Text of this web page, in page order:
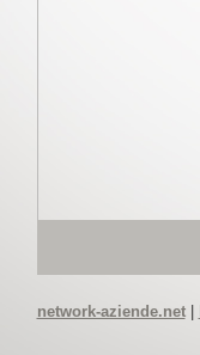
network-aziende.net|